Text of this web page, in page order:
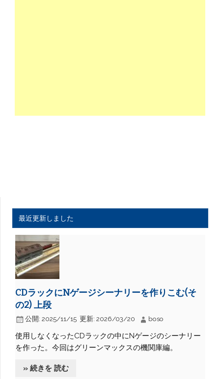
最近更新しました
CDラックにNゲージシーナリーを作りこむ(そ
の2) 上段
公開: 2025/11/15 更新: 2026/03/20 boso
使用しなくなったCDラックの中にNゲージのシーナリー
を作った。今回はグリーンマックスの機関庫編。
» 続きを 読む